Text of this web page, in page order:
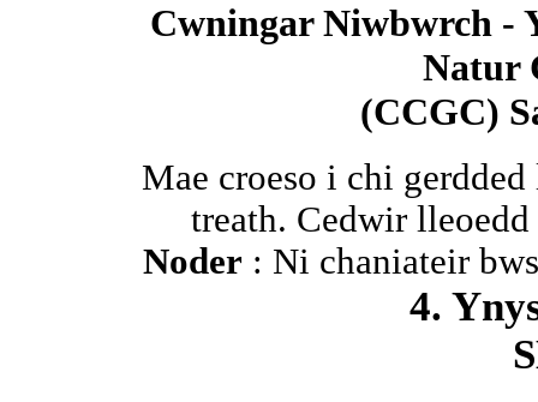
Cwningar Niwbwrch -
Natur
(CCGC)
Mae croeso i chi
treath. Cedwir
Noder: Ni chaniateir
4.